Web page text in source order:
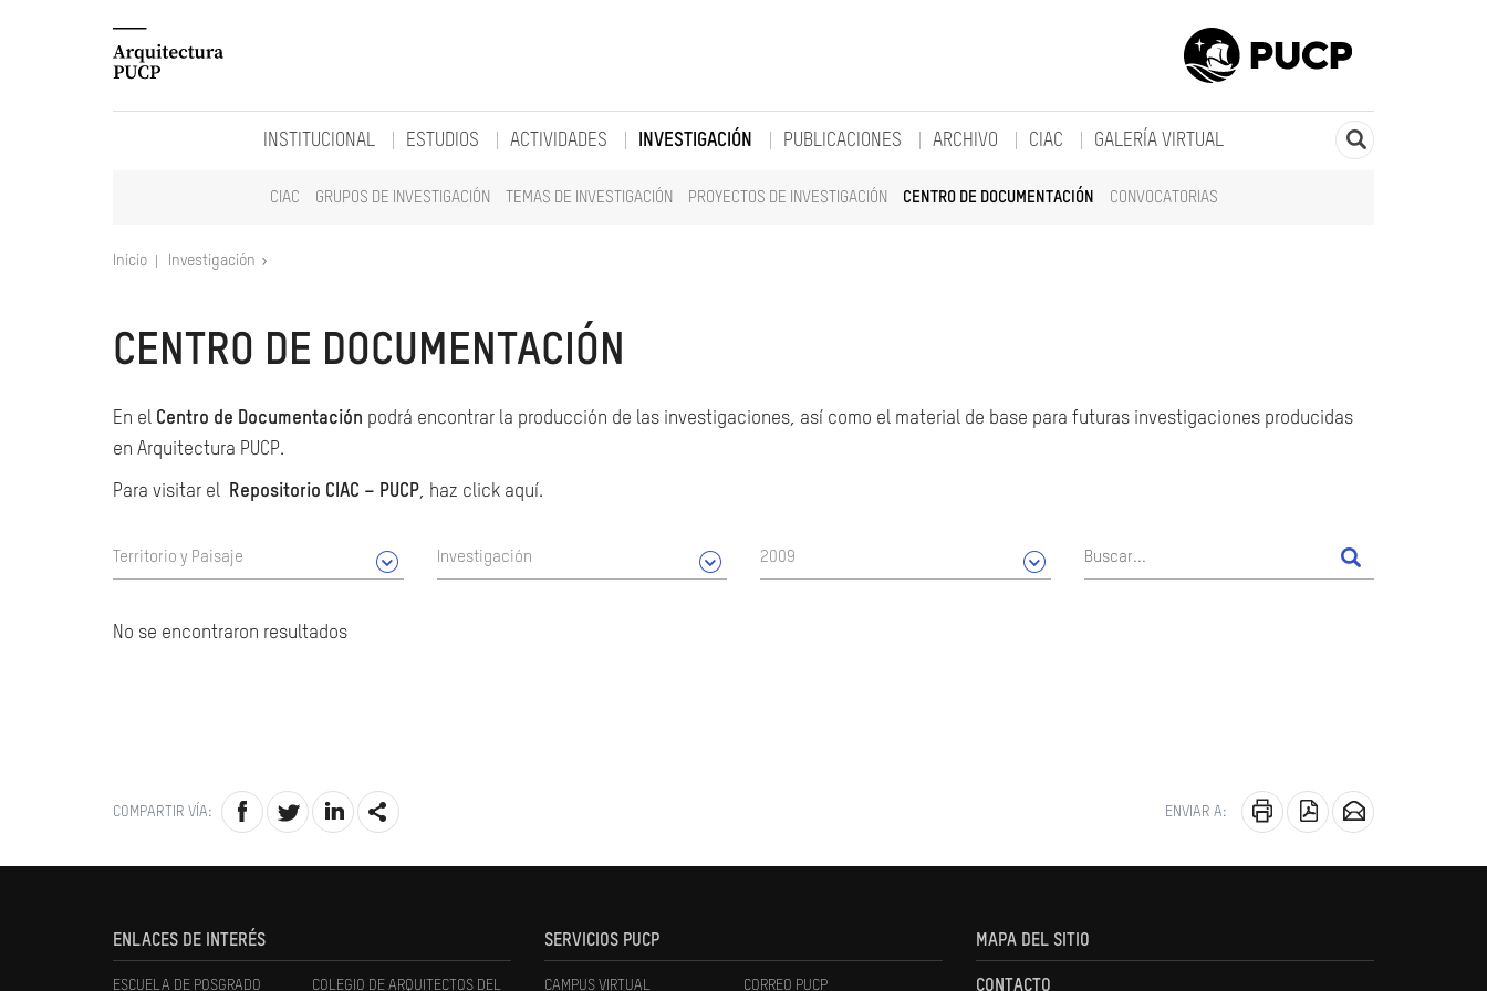
INSTITUCIONAL ESTUDIOS ACTIVIDADES INVESTIGACIÓN
CIAC GRUPOS DE INVESTIGACIÓN TEMAS DE INVESTIGACIÓN PROYECTOS DE INVESTIGACIÓN CENTRO DE DOCUMENTACIÓN CONVOCATORIAS
PUBLICACIONES ARCHIVO CIAC GALERÍA VIRTUAL
Inicio Investigación
CENTRO DE DOCUMENTACIÓN
En el Centro de Documentación podrá encontrar la producción de las investigaciones, así como el material de base para futuras investigaciones producidas
en Arquitectura PUCP.
Para visitar el Repositorio CIAC – PUCP, haz click aquí.
Territorio y Paisaje Investigación 2009
No se encontraron resultados
COMPARTIR VÍA: ENVIAR A:
ENLACES DE INTERÉS
ESCUELA DE POSGRADO COLEGIO DE ARQUITECTOS DEL
SERVICIOS PUCP
CAMPUS VIRTUAL CORREO PUCP
MAPA DEL SITIO
CONTACTO